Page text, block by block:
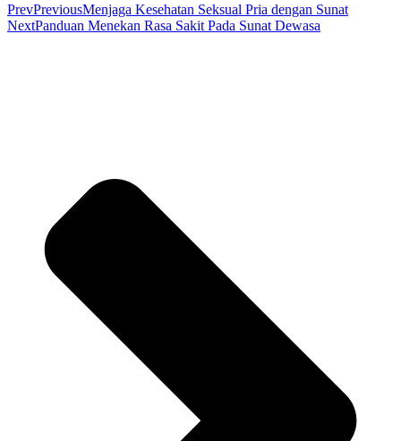
PrevPreviousMenjaga Kesehatan Seksual Pria dengan Sunat
NextPanduan Menekan Rasa Sakit Pada Sunat Dewasa